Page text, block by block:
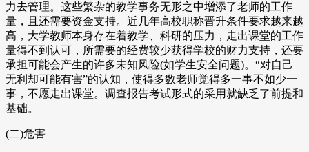
力去管理。这些繁杂的教学事务无形之中增添了老师的工作
量，且还需要资金支持。近几年高校职称晋升条件要求越来越
高，大学教师本身存在着教学、科研的压力，走出课堂的工作
量得不到认可，所需要的经费较少获得学校的财力支持，还要
承担可能会产生的许多未知风险(如学生安全问题)。“对自己
无利却可能有害”的认知，使得多数老师觉得多一事不如少一
事，不愿走出课堂。调查报告考试形式的采用就缺乏了前提和
基础。
(二)危害